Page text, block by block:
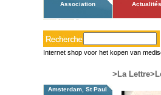
Association Actualités
Internet shop voor het kopen van
>La Lettre
Amsterdam, St Paul